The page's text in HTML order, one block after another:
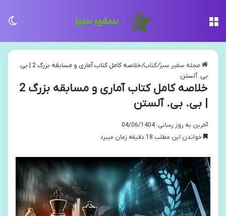
مجله سفیر سبز/کتاب/
خلاصه کامل کتاب آماری و مسابقه بزرگ 2 | بی.
بی. آلستن
خلاصه کامل کتاب آماری و مسابقه بزرگ 2
| بی. بی. آلستن
آخرین به روز رسانی: 04/06/1404
خواندن این مطلب 18 دقیقه زمان میبرد